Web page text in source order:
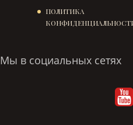
Мы в социальных сетях
ПОЛИТИКА